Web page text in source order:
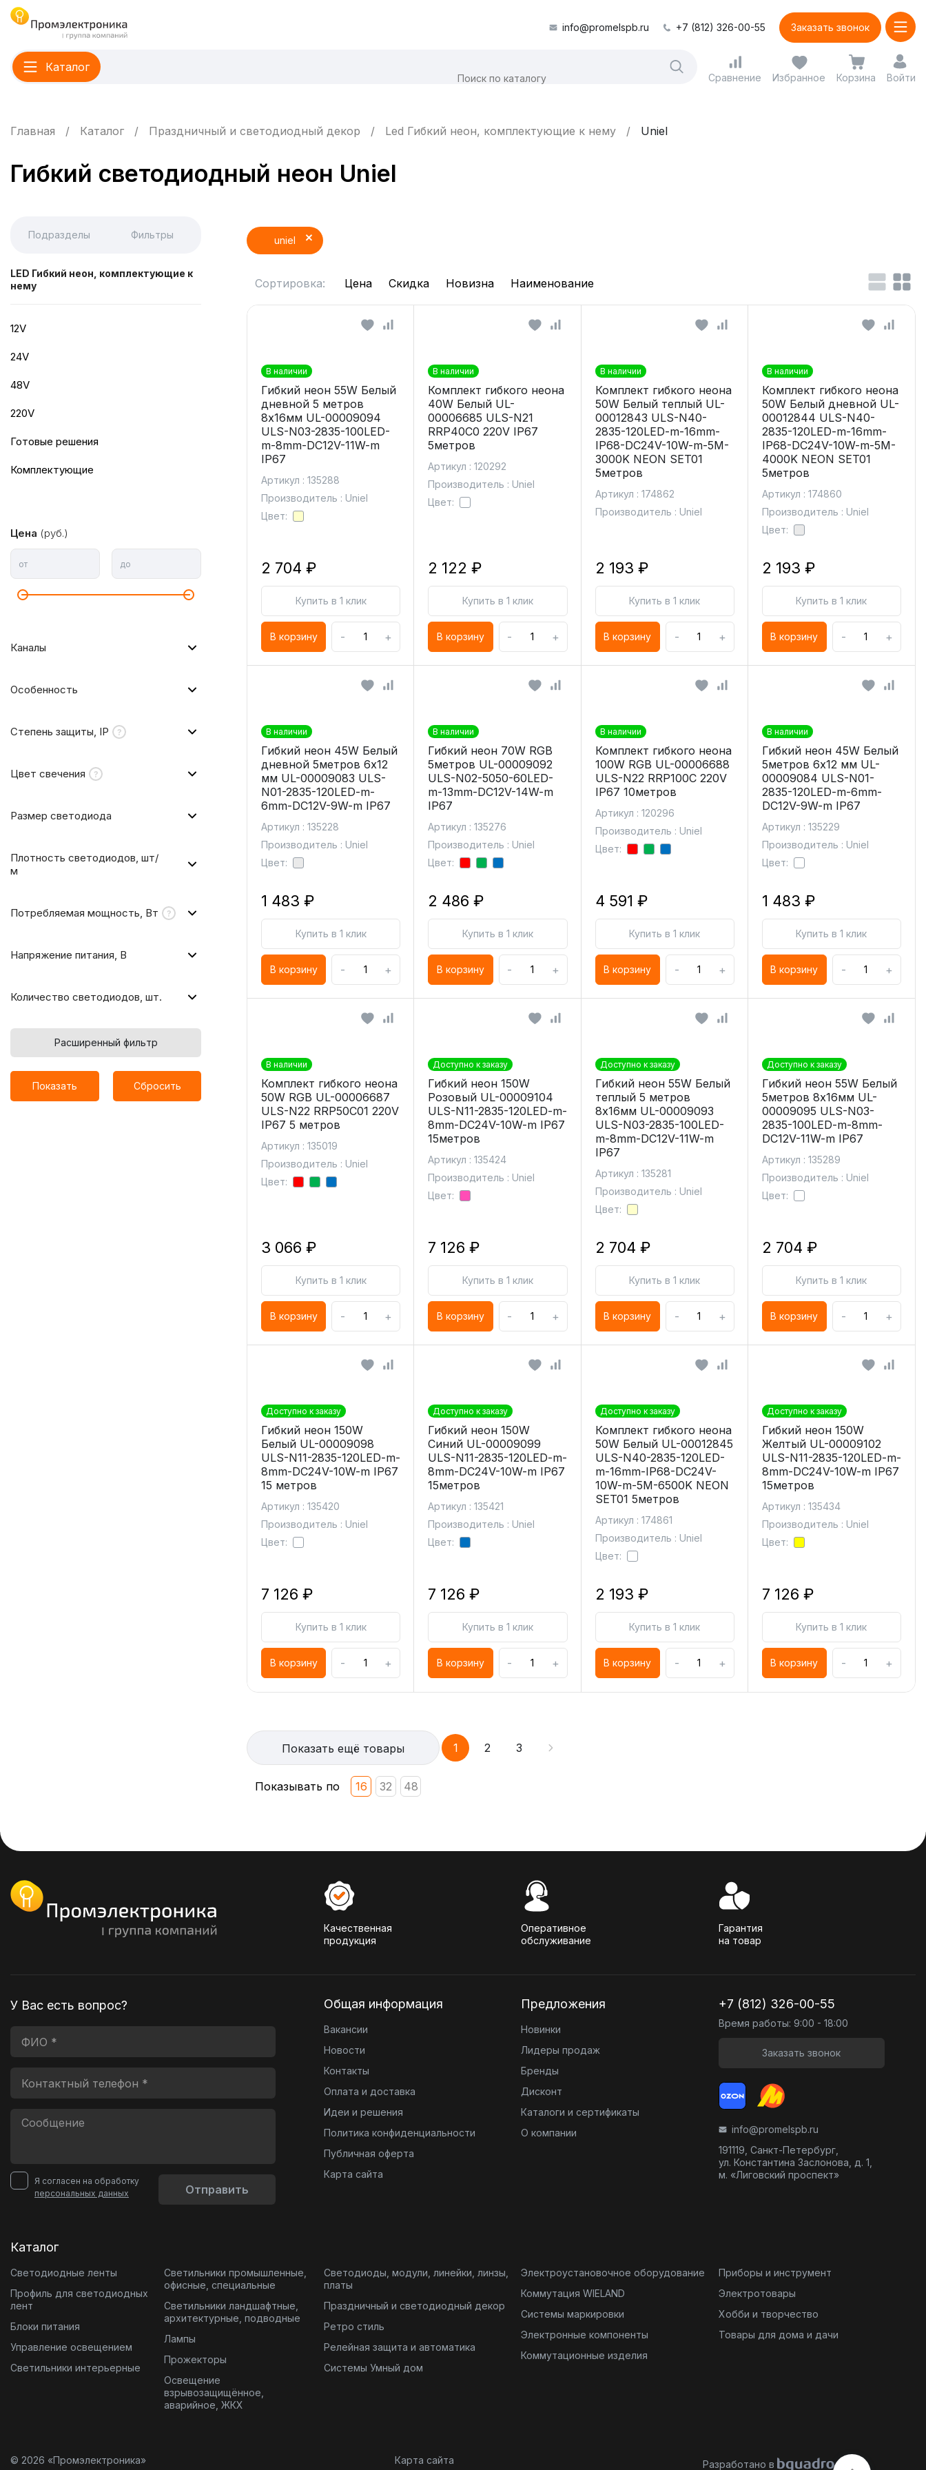
info@promelspb.ru +7 (812) 326-00-55 Заказать звонок
Каталог
Сравнение Избранное Корзина Войти
Главная Каталог Праздничный и светодиодный декор Led Гибкий неон, комплектующие к нему Uniel
Гибкий светодиодный неон Uniel
Подразделы Фильтры
LED Гибкий неон, комплектующие к
нему
12V
24V
48V
220V
готовые решения
комплектующие
Цена (руб.)
от до
Каналы
Особенность
Степень защиты, IP
Цвет свечения
Размер светодиода
Плотность светодиодов, шт/
м
Потребляемая мощность, Вт
Напряжение питания, В
Количество светодиодов, шт.
Расширенный фильтр
Показать Сбросить
uniel
Сортировка: Цена Скидка Новизна Наименование
В наличии
Гибкий неон 55W Белый
дневной 5 метров
8х16мм UL-00009094
ULS-N03-2835-100LED-
m-8mm-DC12V-11W-m
IP67
Артикул : 135288
Производитель : Uniel
Цвет:
2 704 ₽
Купить в 1 клик
В корзину - +
В наличии
Комплект гибкого неона
40W Белый UL-
00006685 ULS-N21
RRP40C0 220V IP67
5метров
Артикул : 120292
Производитель : Uniel
Цвет:
2 122 ₽
Купить в 1 клик
В корзину - +
В наличии
Комплект гибкого неона
50W Белый теплый UL-
00012843 ULS-N40-
2835-120LED-m-16mm-
IP68-DC24V-10W-m-5M-
3000K NEON SET01
5метров
Артикул : 174862
Производитель : Uniel
2 193 ₽
Купить в 1 клик
В корзину - +
В наличии
Комплект гибкого неона
50W Белый дневной UL-
00012844 ULS-N40-
2835-120LED-m-16mm-
IP68-DC24V-10W-m-5M-
4000K NEON SET01
5метров
Артикул : 174860
Производитель : Uniel
Цвет:
2 193 ₽
Купить в 1 клик
В корзину - +
В наличии
Гибкий неон 45W Белый
дневной 5метров 6х12
мм UL-00009083 ULS-
N01-2835-120LED-m-
6mm-DC12V-9W-m IP67
Артикул : 135228
Производитель : Uniel
Цвет:
1 483 ₽
Купить в 1 клик
В корзину - +
В наличии
Гибкий неон 70W RGB
5метров UL-00009092
ULS-N02-5050-60LED-
m-13mm-DC12V-14W-m
IP67
Артикул : 135276
Производитель : Uniel
Цвет:
2 486 ₽
Купить в 1 клик
В корзину - +
В наличии
Комплект гибкого неона
100W RGB UL-00006688
ULS-N22 RRP100C 220V
IP67 10метров
Артикул : 120296
Производитель : Uniel
Цвет:
4 591 ₽
Купить в 1 клик
В корзину - +
В наличии
Гибкий неон 45W Белый
5метров 6х12 мм UL-
00009084 ULS-N01-
2835-120LED-m-6mm-
DC12V-9W-m IP67
Артикул : 135229
Производитель : Uniel
Цвет:
1 483 ₽
Купить в 1 клик
В корзину - +
В наличии
Комплект гибкого неона
50W RGB UL-00006687
ULS-N22 RRP50C01 220V
IP67 5 метров
Артикул : 135019
Производитель : Uniel
Цвет:
3 066 ₽
Купить в 1 клик
В корзину - +
Доступно к заказу
Гибкий неон 150W
Розовый UL-00009104
ULS-N11-2835-120LED-m-
8mm-DC24V-10W-m IP67
15метров
Артикул : 135424
Производитель : Uniel
Цвет:
7 126 ₽
Купить в 1 клик
В корзину - +
Доступно к заказу
Гибкий неон 55W Белый
теплый 5 метров
8х16мм UL-00009093
ULS-N03-2835-100LED-
m-8mm-DC12V-11W-m
IP67
Артикул : 135281
Производитель : Uniel
Цвет:
2 704 ₽
Купить в 1 клик
В корзину - +
Доступно к заказу
Гибкий неон 55W Белый
5метров 8х16мм UL-
00009095 ULS-N03-
2835-100LED-m-8mm-
DC12V-11W-m IP67
Артикул : 135289
Производитель : Uniel
Цвет:
2 704 ₽
Купить в 1 клик
В корзину - +
Доступно к заказу
Гибкий неон 150W
Белый UL-00009098
ULS-N11-2835-120LED-m-
8mm-DC24V-10W-m IP67
15 метров
Артикул : 135420
Производитель : Uniel
Цвет:
7 126 ₽
Купить в 1 клик
В корзину - +
Доступно к заказу
Гибкий неон 150W
Синий UL-00009099
ULS-N11-2835-120LED-m-
8mm-DC24V-10W-m IP67
15метров
Артикул : 135421
Производитель : Uniel
Цвет:
7 126 ₽
Купить в 1 клик
В корзину - +
Доступно к заказу
Комплект гибкого неона
50W Белый UL-00012845
ULS-N40-2835-120LED-
m-16mm-IP68-DC24V-
10W-m-5M-6500K NEON
SET01 5метров
Артикул : 174861
Производитель : Uniel
Цвет:
2 193 ₽
Купить в 1 клик
В корзину - +
Доступно к заказу
Гибкий неон 150W
Желтый UL-00009102
ULS-N11-2835-120LED-m-
8mm-DC24V-10W-m IP67
15метров
Артикул : 135434
Производитель : Uniel
Цвет:
7 126 ₽
Купить в 1 клик
В корзину - +
Показать ещё товары 1 2 3
Показывать по 16 32 48
Качественная
продукция
Оперативное
обслуживание
Гарантия
на товар
У Вас есть вопрос?
Я согласен на обработку
персональных данных
Отправить
Общая информация
Вакансии
Новости
Контакты
Оплата и доставка
Идеи и решения
Политика конфиденциальности
Публичная оферта
Карта сайта
Предложения
Новинки
Лидеры продаж
Бренды
Дисконт
Каталоги и сертификаты
О компании
+7 (812) 326-00-55
Время работы: 9:00 - 18:00
Заказать звонок
info@promelspb.ru
191119, Санкт-Петербург,
ул. Константина Заслонова, д. 1,
м. «Лиговский проспект»
Каталог
Светодиодные ленты
Профиль для светодиодных
лент
Блоки питания
Управление освещением
Светильники интерьерные
Светильники промышленные,
офисные, специальные
Светильники ландшафтные,
архитектурные, подводные
Лампы
Прожекторы
Освещение
взрывозащищённое,
аварийное, ЖКХ
Светодиоды, модули, линейки, линзы,
платы
Праздничный и светодиодный декор
Ретро стиль
Релейная защита и автоматика
Системы Умный дом
Электроустановочное оборудование
Коммутация WIELAND
Системы маркировки
Электронные компоненты
Коммутационные изделия
Приборы и инструмент
Электротовары
Хобби и творчество
Товары для дома и дачи
© 2026 «Промэлектроника» Карта сайта Разработано в